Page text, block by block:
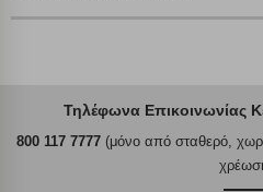
Τηλέφωνα Επικοινωνίας
800 117 7777(μόνο από σταθερό,